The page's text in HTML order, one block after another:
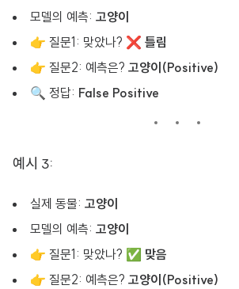
모델의 예측: 고양이
👉 질문1: 맞았나? ❌ 틀림
👉 질문2: 예측은? 고양이(Positive)
🔍 정답: False Positive
예시 3:
실제 동물: 고양이
모델의 예측: 고양이
👉 질문1: 맞았나? ✅ 맞음
👉 질문2: 예측은? 고양이(Positive)